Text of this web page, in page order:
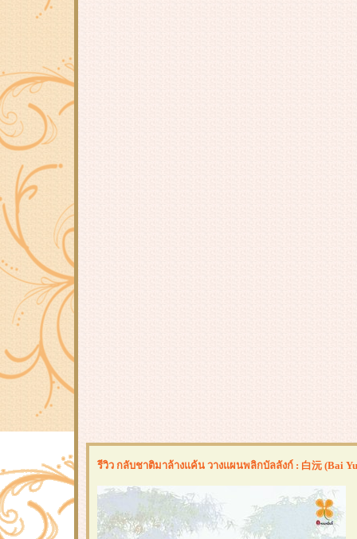
รีวิว กลับชาติมาล้างแค้น วางแผนพลิกบัลลังก์ : 白沅 (Bai